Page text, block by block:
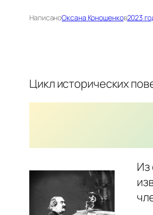
НаписаноОксана Коношенков2023
Цикл исторических
Из